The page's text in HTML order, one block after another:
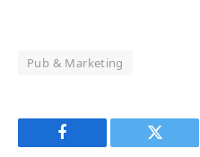
Pub & Marketing
Facebook Twitter